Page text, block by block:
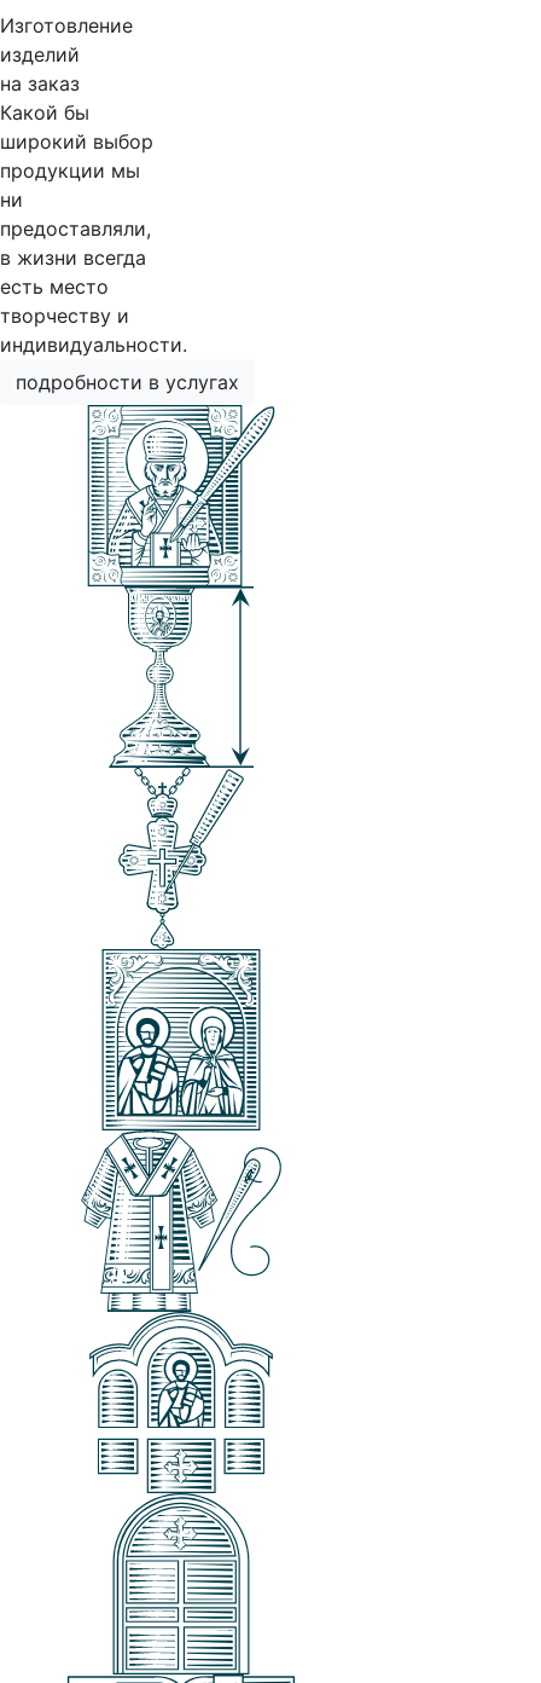
Изготовление
изделий
на заказ
Какой бы
широкий выбор
продукции мы
ни
предоставляли,
в жизни всегда
есть место
творчеству и
индивидуальности.
подробности в услугах